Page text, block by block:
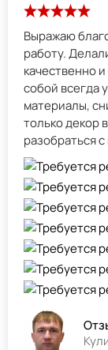
Выражаю
работу.
качественно
собой всегда
материалы,
только декор
разобраться